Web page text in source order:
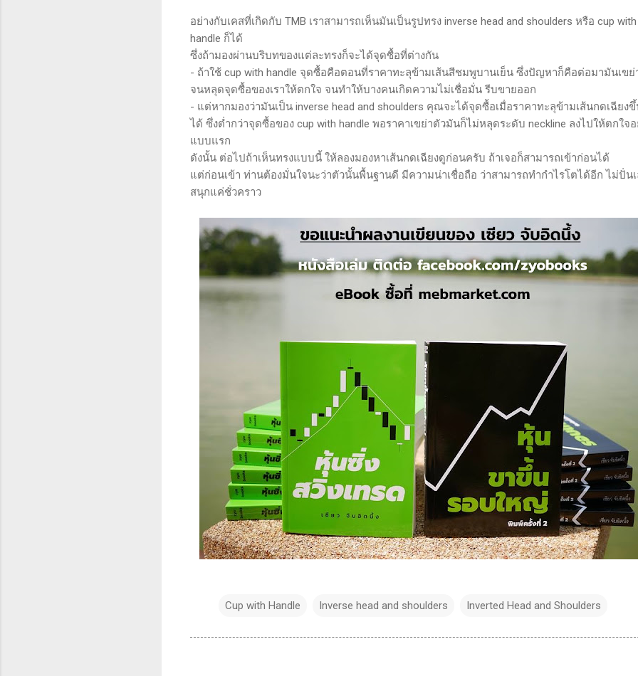
อย่างกับเคสที่เกิดกับ TMB เราสามารถเห็นมันเป็นรูปทรง inverse head and shoulders หรือ cup with
handle ก็ได้
ซึ่งถ้ามองผ่านบริบทของแต่ละทรงก็จะได้จุดซื้อที่ต่างกัน
- ถ้าใช้ cup with handle จุดซื้อคือตอนที่ราคาทะลุข้ามเส้นสีชมพูบานเย็น ซึ่งปัญหาก็คือต่อมามันเขย่
จนหลุดจุดซื้อของเราให้ตกใจ จนทำให้บางคนเกิดความไม่เชื่อมั่น รีบขายออก
- แต่หากมองว่ามันเป็น inverse head and shoulders คุณจะได้จุดซื้อเมื่อราคาทะลุข้ามเส้นกดเฉียง
ได้ ซึ่งต่ำกว่าจุดซื้อของ cup with handle พอราคาเขย่าตัวมันก็ไม่หลุดระดับ neckline ลงไปให้ตกใจอ
แบบแรก
ดังนั้น ต่อไปถ้าเห็นทรงแบบนี้ ให้ลองมองหาเส้นกดเฉียงดูก่อนครับ ถ้าเจอก็สามารถเข้าก่อนได้
แต่ก่อนเข้า ท่านต้องมั่นใจนะว่าตัวนั้นพื้นฐานดี มีความน่าเชื่อถือ ว่าสามารถทำกำไรโตได้อีก ไม่ปั่น
สนุกแค่ชั่วคราว
Cup with Handle Inverse head and shoulders Inverted Head and Shoulders